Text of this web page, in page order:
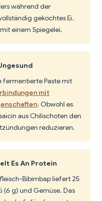
während der
gekochtes Ei.
einem Spiegelei.
fermentierte Paste mit
mit
. Obwohl es
aus Chilischoten den
reduzieren.
Es An Protein
Bibimbap liefert 25
(6 g) und Gemüse. Das